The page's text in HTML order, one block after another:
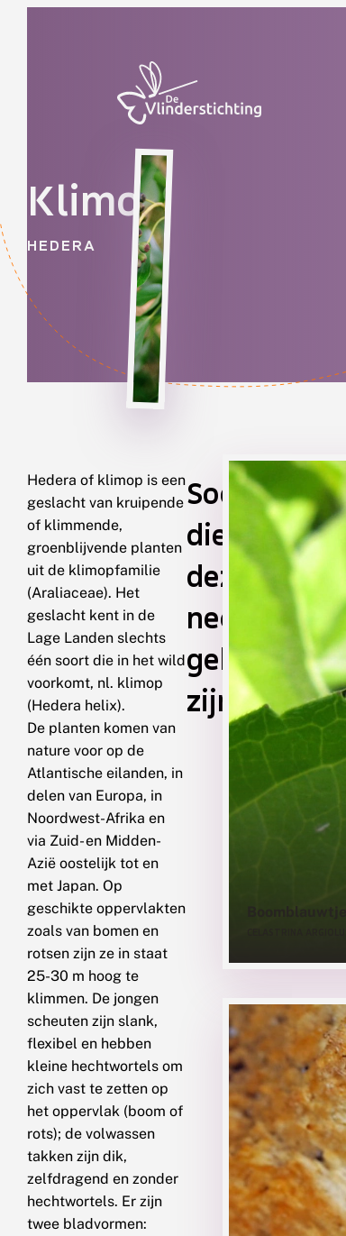
Klimop
HEDERA
Hedera of klimop is een
geslacht van kruipende
of klimmende,
groenblijvende planten
uit de klimopfamilie
(Araliaceae). Het
geslacht kent in de
Lage Landen slechts
één soort die in het wild
voorkomt, nl. klimop
(Hedera helix).
De planten komen van
nature voor op de
Atlantische eilanden, in
delen van Europa, in
Noordwest-Afrika en
via Zuid- en Midden-
Azië oostelijk tot en
met Japan. Op
geschikte oppervlakten
zoals van bomen en
rotsen zijn ze in staat
25-30 m hoog te
klimmen. De jongen
scheuten zijn slank,
flexibel en hebben
kleine hechtwortels om
zich vast te zetten op
het oppervlak (boom of
rots); de volwassen
takken zijn dik,
zelfdragend en zonder
hechtwortels. Er zijn
twee bladvormen:
Soorten
die
deze
nectarplant
gebruiken
zijn
Boomblauwtje